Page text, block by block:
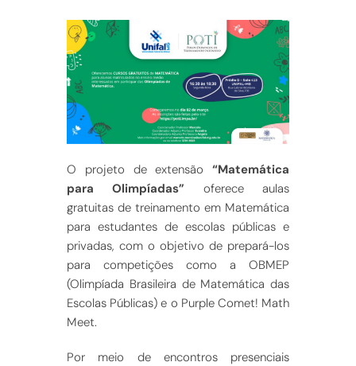
O projeto de extensão “Matemática
para Olimpíadas” oferece aulas
gratuitas de treinamento em Matemática
para estudantes de escolas públicas e
privadas, com o objetivo de prepará-los
para competições como a OBMEP
(Olimpíada Brasileira de Matemática das
Escolas Públicas) e o Purple Comet! Math
Meet.
Por meio de encontros presenciais